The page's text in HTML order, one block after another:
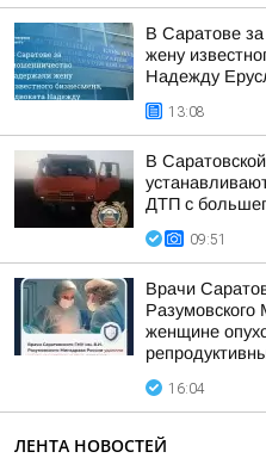
В Саратове
жену
Надежду
13:08
В
ДТП с
09:51
Врачи
женщине
16:04
ЛЕНТА НОВОСТЕЙ